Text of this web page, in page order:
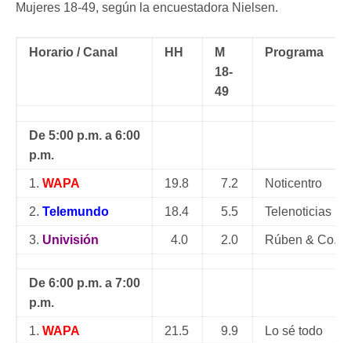
Mujeres 18-49, según la encuestadora Nielsen.
Horario / Canal HH
M
18-
49
Programa
De 5:00 p.m. a 6:00
p.m.
1. WAPA 19.8 7.2 Noticentro
2. Telemundo 18.4 5.5 Telenoticias
3. Univisión 4.0 2.0 Rúben & Co.
De 6:00 p.m. a 7:00
p.m.
1. WAPA 21.5 9.9 Lo sé todo